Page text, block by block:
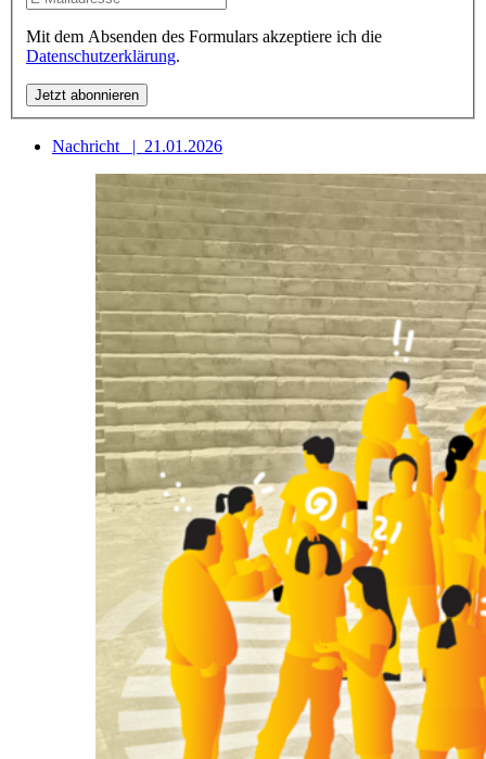
Mit dem Absenden des Formulars akzeptiere ich die
Datenschutzerklärung.
Nachricht | 21.01.2026